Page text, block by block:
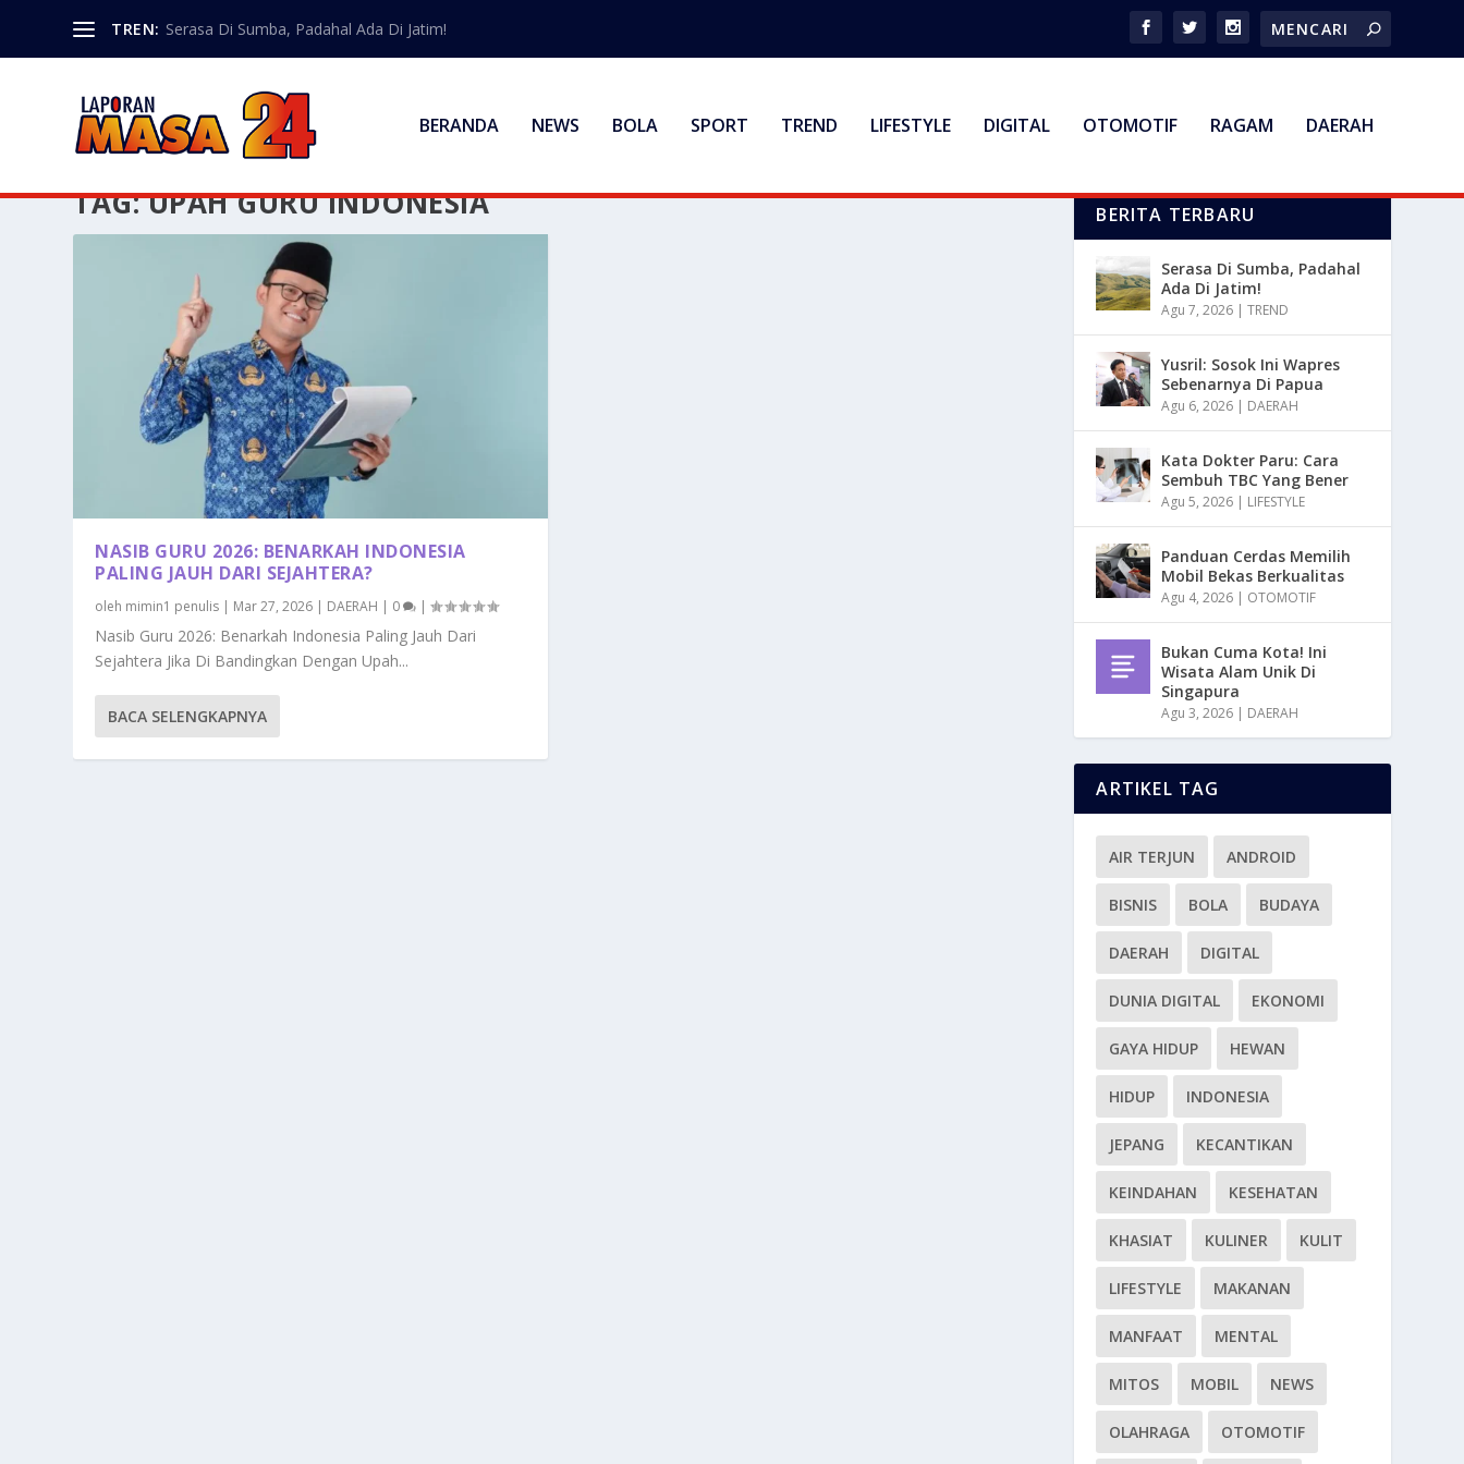
TREN: Serasa Di Sumba, Padahal Ada Di Jatim!
BERANDA NEWS BOLA SPORT TREND LIFESTYLE DIGITAL OTOMOTIF RAGAM DAERAH
TAG:UPAH GURU INDONESIA
NASIB GURU 2026: BENARKAH INDONESIA
PALING JAUH DARI SEJAHTERA?
oleh mimin1 penulis | Mar 27, 2026 | DAERAH | 0 |
Nasib Guru 2026: Benarkah Indonesia Paling Jauh Dari
Sejahtera Jika Di Bandingkan Dengan Upah...
BACA SELENGKAPNYA
BERITA TERBARU
Serasa Di Sumba, Padahal
Ada Di Jatim!
Agu 7, 2026 |TREND
Yusril: Sosok Ini Wapres
Sebenarnya Di Papua
Agu 6, 2026 | DAERAH
Kata Dokter Paru: Cara
Sembuh TBC Yang Bener
Agu 5, 2026 | LIFESTYLE
Panduan Cerdas Memilih
Mobil Bekas Berkualitas
Agu 4, 2026 | OTOMOTIF
Bukan Cuma Kota! Ini
Wisata Alam Unik Di
Singapura
Agu 3, 2026 | DAERAH
ARTIKEL TAG
AIR TERJUN ANDROID
BISNIS BOLA BUDAYA
DAERAH DIGITAL
DUNIA DIGITAL EKONOMI
GAYA HIDUP HEWAN
HIDUP INDONESIA
JEPANG KECANTIKAN
KEINDAHAN KESEHATAN
KHASIAT KULINER KULIT
LIFESTYLE MAKANAN
MANFAAT MENTAL
MITOS MOBIL NEWS
OLAHRAGA OTOMOTIF